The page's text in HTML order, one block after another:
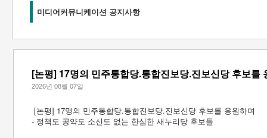
미디어커뮤니케이션 공지사항
[논평] 17명의 민주통합당.통합진보당.진보신당 후보를
2026년 08월 07일
[논평] 17명의 민주통합당.통합진보당.진보신당 후보를 응원하며
- 정책도 공약도 소신도 없는 한심한 새누리당 후보들